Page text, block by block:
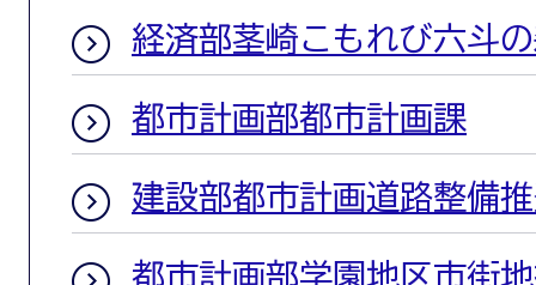
経済部茎崎こもれび六斗
都市計画部都市計画課
建設部都市計画道路整備
都市計画部学園地区市街